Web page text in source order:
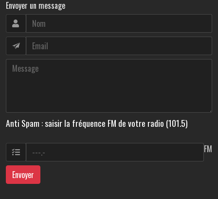
Envoyer un message
Anti Spam : saisir la fréquence FM de votre radio (101.5)
FM
Envoyer